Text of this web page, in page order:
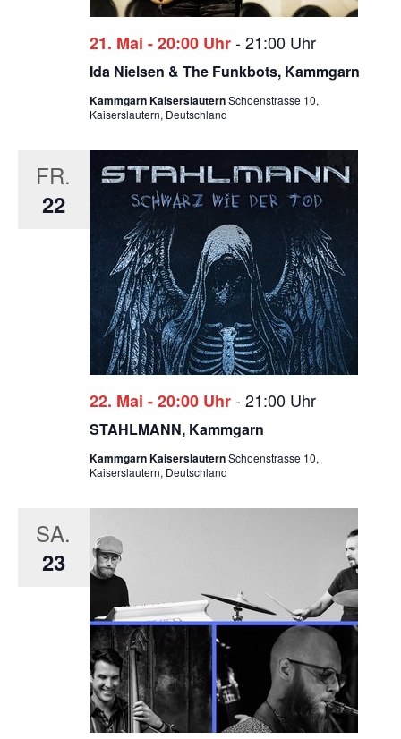
Ida Nielsen & The Funkbots, Kammgarn
21. Mai - 20:00 Uhr-21:00 Uhr
Kammgarn KaiserslauternSchoenstrasse 10,
Kaiserslautern, Deutschland
FR.
22
STAHLMANN, Kammgarn
22. Mai - 20:00 Uhr-21:00 Uhr
Kammgarn KaiserslauternSchoenstrasse 10,
Kaiserslautern, Deutschland
SA.
23